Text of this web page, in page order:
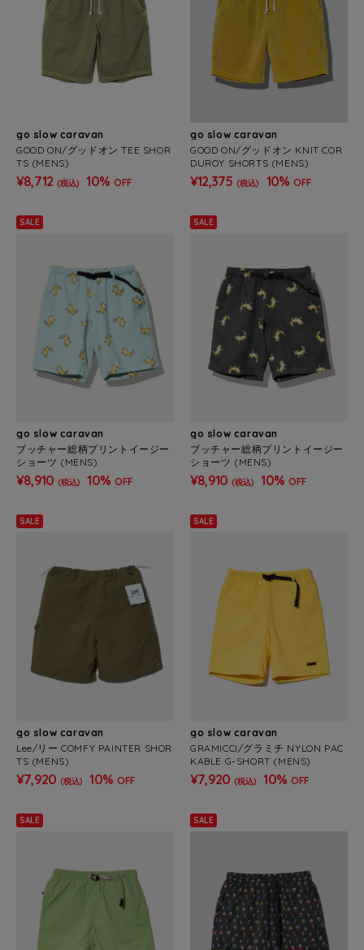
go slow caravan
GOOD ON/グッドオン TEE SHOR
TS (MENS)
¥8,712 (税込) 10% OFF
go slow caravan
GOOD ON/グッドオン KNIT COR
DUROY SHORTS (MENS)
¥12,375 (税込) 10% OFF
SALE
go slow caravan
ブッチャー総柄プリントイージー
ショーツ (MENS)
¥8,910 (税込) 10% OFF
SALE
go slow caravan
ブッチャー総柄プリントイージー
ショーツ (MENS)
¥8,910 (税込) 10% OFF
SALE
go slow caravan
Lee/リー COMFY PAINTER SHOR
TS (MENS)
¥7,920 (税込) 10% OFF
SALE
go slow caravan
GRAMICCI/グラミチ NYLON PAC
KABLE G-SHORT (MENS)
¥7,920 (税込) 10% OFF
SALE SALE